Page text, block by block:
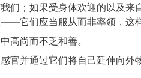
们；如果受身体欢迎的以及来
它们应当服从而非率领，这
高尚而不乏和善。
官并通过它们将自己延伸向外